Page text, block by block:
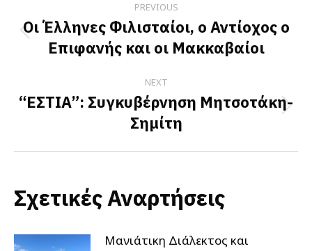
navigation
PREVIOUS
Previous
post:
Οι Έλληνες Φιλισταίοι, ο Αντίοχος ο
Επιφανής και οι Μακκαβαίοι
NEXT
Next
post:
“ΕΣΤΙΑ”: Συγκυβέρνηση Μητσοτάκη-
Σημίτη
Σχετικές Αναρτήσεις
Μανιάτικη Διάλεκτος και